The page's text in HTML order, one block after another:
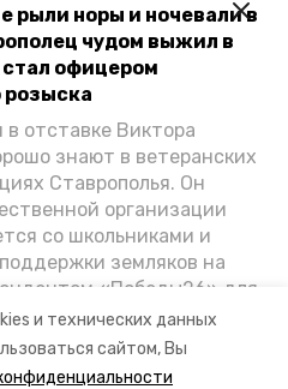
и технических данных
сайтом, Вы
рыли норы и ночевали в
чудом выжил в
офицером
розыска
отставке Виктора
знают в ветеранских
Ставрополья. Он
организации
со школьниками и
земляков на
«Победы26» для
Отечественной»
оккупантов в годы
Фиделе Кастро
При этом
не раз
на эту трубу. Также
из преступников
кражам в
Возбуждено
дел.
на дамбе
ловилив начале